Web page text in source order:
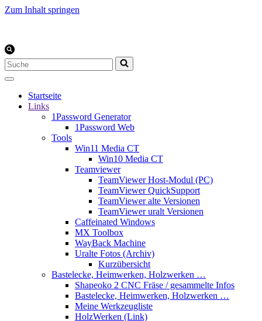
Zum Inhalt springen
Suchen
nach …
Startseite
Links
1Password Generator
1Password Web
Tools
Win11 Media CT
Win10 Media CT
Teamviewer
TeamViewer Host-Modul (PC)
TeamViewer QuickSupport
TeamViewer alte Versionen
TeamViewer uralt Versionen
Caffeinated Windows
MX Toolbox
WayBack Machine
Uralte Fotos (Archiv)
Kurzübersicht
Bastelecke, Heimwerken, Holzwerken …
Shapeoko 2 CNC Fräse / gesammelte Infos
Bastelecke, Heimwerken, Holzwerken …
Meine Werkzeugliste
HolzWerken (Link)